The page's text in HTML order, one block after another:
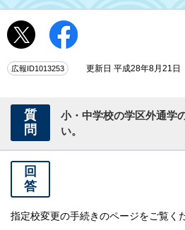
広報ID1013253 更新日 平成28年8月21日
質
問
小・中学校の学区外通学
い。
回
答
指定校変更の手続きのページをご覧く